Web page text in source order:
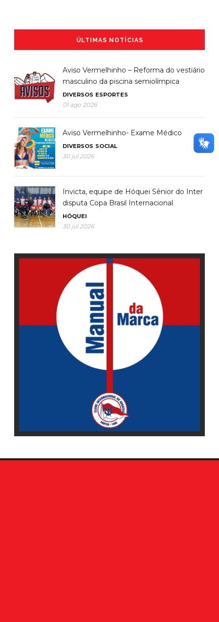
ÚLTIMAS NOTÍCIAS
Aviso Vermelhinho – Reforma do vestiário
masculino da piscina semiolímpica
DIVERSOS ESPORTES
01 ago 2026
Aviso Vermelhinho- Exame Médico
DIVERSOS SOCIAL
30 jul 2026
Invicta, equipe de Hóquei Sênior do Inter
disputa Copa Brasil Internacional
HÓQUEI
30 jul 2026